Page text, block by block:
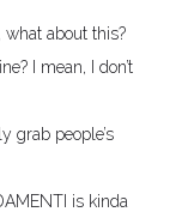
what about this?
I mean, I don’t
grab people’s
is kinda